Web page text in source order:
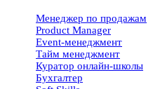
Менеджер по продажам
Product Manager
Event-менеджмент
Тайм менеджмент
Куратор онлайн-школы
Бухгалтер